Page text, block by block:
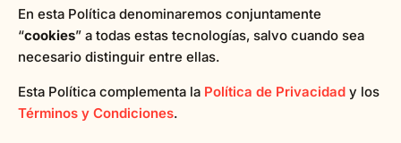
En esta Política denominaremos conjuntamente
“cookies” a todas estas tecnologías, salvo cuando sea
necesario distinguir entre ellas.
Esta Política complementa la Política de Privacidad y los
Términos y Condiciones.